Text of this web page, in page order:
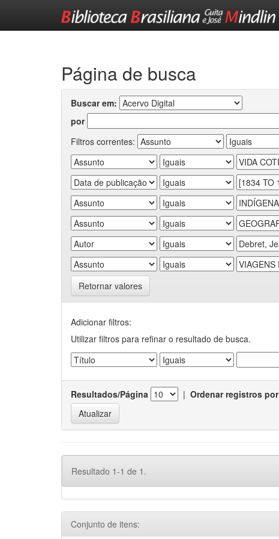
Página de busca
Buscar em:
por
Filtros correntes:
Retornar valores
Adicionar filtros:
Utilizar filtros para refinar o resultado de busca.
Resultados/Página | Ordenar registros por
Resultado 1-1 de 1.
Conjunto de itens: